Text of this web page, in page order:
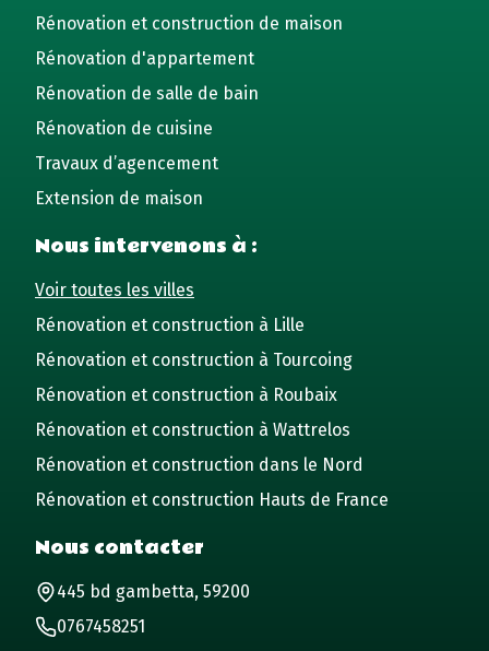
Rénovation et construction de maison
Rénovation d'appartement
Rénovation de salle de bain
Rénovation de cuisine
Travaux d’agencement
Extension de maison
Nous intervenons à :
Voir toutes les villes
Rénovation et construction à Lille
Rénovation et construction à Tourcoing
Rénovation et construction à Roubaix
Rénovation et construction à Wattrelos
Rénovation et construction dans le Nord
Rénovation et construction Hauts de France
Nous contacter
445 bd gambetta, 59200
0767458251